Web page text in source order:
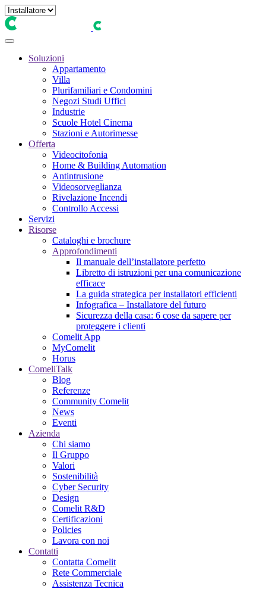
Soluzioni
Appartamento
Villa
Plurifamiliari e Condomini
Negozi Studi Uffici
Industrie
Scuole Hotel Cinema
Stazioni e Autorimesse
Offerta
Videocitofonia
Home & Building Automation
Antintrusione
Videosorveglianza
Rivelazione Incendi
Controllo Accessi
Servizi
Risorse
Cataloghi e brochure
Approfondimenti
Il manuale dell’installatore perfetto
Libretto di istruzioni per una comunicazione
efficace
La guida strategica per installatori efficienti
Infografica – Installatore del futuro
Sicurezza della casa: 6 cose da sapere per
proteggere i clienti
Comelit App
MyComelit
Horus
ComeliTalk
Blog
Referenze
Community Comelit
News
Eventi
Azienda
Chi siamo
Il Gruppo
Valori
Sostenibilità
Cyber Security
Design
Comelit R&D
Certificazioni
Policies
Lavora con noi
Contatti
Contatta Comelit
Rete Commerciale
Assistenza Tecnica